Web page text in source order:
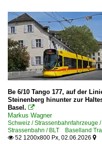
Be 6/10 Tango 177, auf der
Steinenberg hinunter zur
Basel. 
Markus Wagner
Schweiz / Strassenbahnfahrzeuge
Strassenbahn / BLT Baselland
 52 1200x800 Px, 02.06.2026 